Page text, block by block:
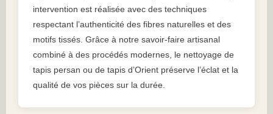
intervention est réalisée avec des techniques
respectant l’authenticité des fibres naturelles et des
motifs tissés. Grâce à notre savoir-faire artisanal
combiné à des procédés modernes, le nettoyage de
tapis persan ou de tapis d’Orient préserve l’éclat et la
qualité de vos pièces sur la durée.